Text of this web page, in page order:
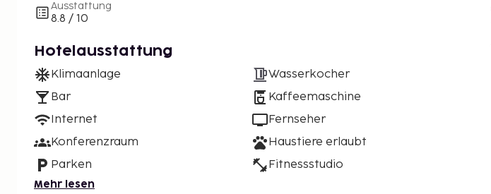
Ausstattung
8.8 / 10
Hotelausstattung
Klimaanlage
Bar
Internet
Konferenzraum
Parken
Wasserkocher
Kaffeemaschine
Fernseher
Haustiere erlaubt
Fitnessstudio
Mehr lesen